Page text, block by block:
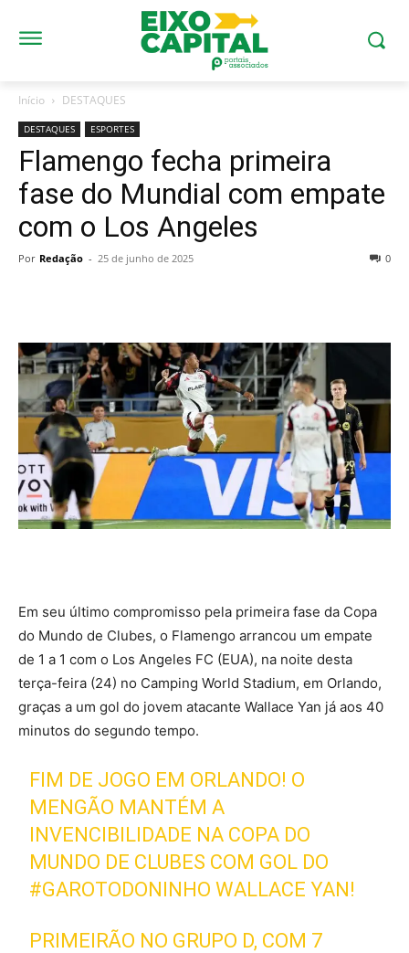
Início DESTAQUES
DESTAQUES ESPORTES
Flamengo fecha primeira
fase do Mundial com empate
com o Los Angeles
Por Redação - 25 de junho de 2025 0
Em seu último compromisso pela primeira fase da Copa
do Mundo de Clubes, o Flamengo arrancou um empate
de 1 a 1 com o Los Angeles FC (EUA), na noite desta
terça-feira (24) no Camping World Stadium, em Orlando,
graças a um gol do jovem atacante Wallace Yan já aos 40
minutos do segundo tempo.
FIM DE JOGO EM ORLANDO! O
MENGÃO MANTÉM A
INVENCIBILIDADE NA COPA DO
MUNDO DE CLUBES COM GOL DO
#GAROTODONINHO WALLACE YAN!
PRIMEIRÃO NO GRUPO D, COM 7